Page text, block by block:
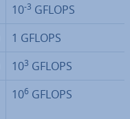
10-3 GFLOPS
1 GFLOPS
103 GFLOPS
106 GFLOPS